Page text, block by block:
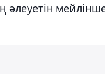
әлеуетін